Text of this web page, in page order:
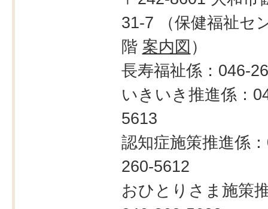
31-7 （保健福祉セ
階 案内図 ）
長寿福祉係：046-
いきいき推進係：
5613
認知症施策推進係
260-5612
おひとりさま施策